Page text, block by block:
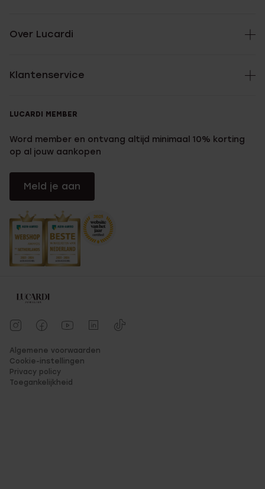
Over Lucardi
Klantenservice
LUCARDI MEMBER
Word member en ontvang altijd minimaal 10% korting
op al jouw aankopen
Meld je aan
Algemene voorwaarden
Cookie-instellingen
Privacy policy
Toegankelijkheid